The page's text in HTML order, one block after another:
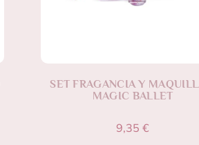
SET FRAGANCIA Y
MAGIC BALLET
9,35€